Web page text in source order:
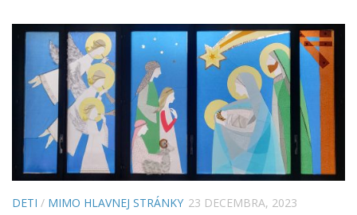
DETI / MIMO HLAVNEJ STRÁNKY 23 DECEMBRA, 2023